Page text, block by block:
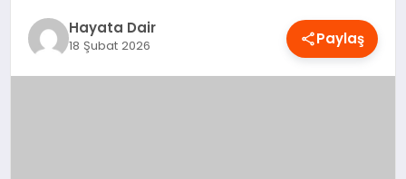
OYUN
RÜYA TABIRLERI
Hayata Dair
18 Şubat 2026 Paylaş